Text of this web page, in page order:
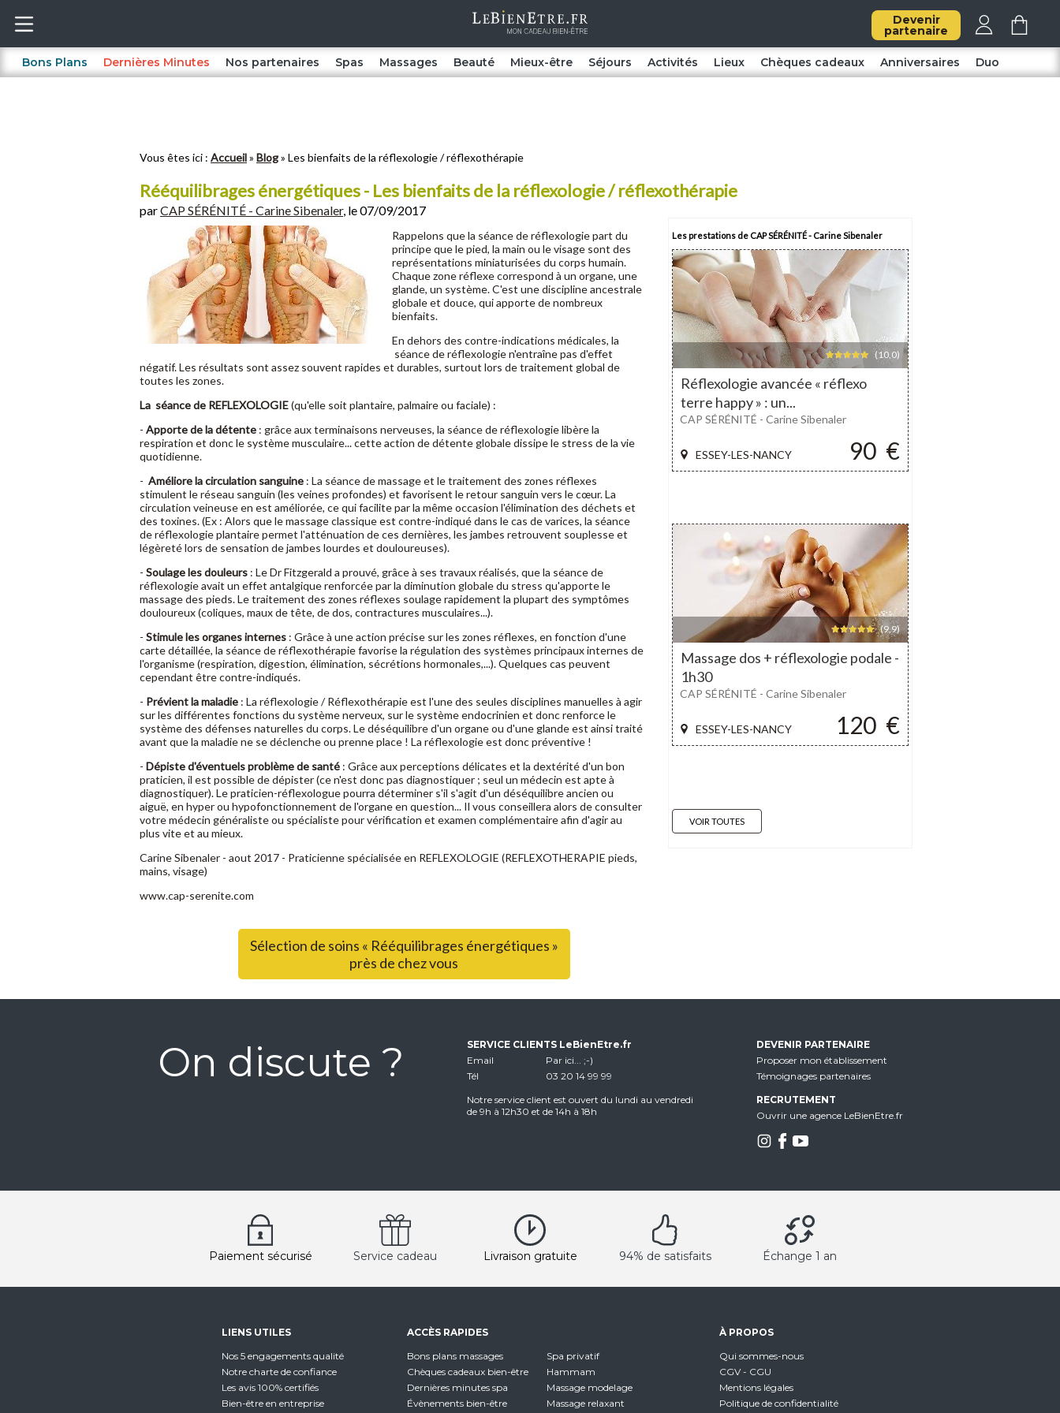
Devenir
partenaire
Bons Plans Dernières Minutes Nos partenaires Spas Massages Beauté Mieux-être Séjours Activités Lieux Chèques cadeaux Anniversaires Duo
Vous êtes ici : Accueil Blog Les bienfaits de la réflexologie / réflexothérapie
Rééquilibrages énergétiques - Les bienfaits de la réflexologie / réflexothérapie
parCAP SÉRÉNITÉ - Carine Sibenaler, le 07/09/2017
Rappelons que la séance de réflexologie part du
principe que le pied, la main ou le visage sont des
représentations miniaturisées du corps humain.
Chaque zone réflexe correspond à un organe, une
glande, un système. C'est une discipline ancestrale
globale et douce, qui apporte de nombreux
bienfaits.
En dehors des contre-indications médicales, la
séance de réflexologie n'entraîne pas d'effet
négatif. Les résultats sont assez souvent rapides et durables, surtout lors de traitement global de
toutes les zones.
La séance de REFLEXOLOGIE(qu'elle soit plantaire, palmaire ou faciale) :
- Apporte de la détente : grâce aux terminaisons nerveuses, la séance de réflexologie libère la
respiration et donc le système musculaire... cette action de détente globale dissipe le stress de la vie
quotidienne.
- Améliore lacirculation sanguine : La séance de massage et le traitement des zones réflexes
stimulent le réseau sanguin (les veines profondes) et favorisent le retour sanguin vers le cœur. La
circulation veineuse en est améliorée, ce qui facilite par la même occasion l'élimination des déchets et
des toxines. (Ex : Alors que le massage classique est contre-indiqué dans le cas de varices, la séance
de réflexologie plantaire permet l'atténuation de ces dernières, les jambes retrouvent souplesse et
légèreté lors de sensation de jambes lourdes et douloureuses).
- Soulage les douleurs : Le Dr Fitzgerald a prouvé, grâce à ses travaux réalisés, que la séance de
réflexologie avait un effet antalgique renforcée par la diminution globale du stress qu'apporte le
massage des pieds. Le traitement des zones réflexes soulage rapidement la plupart des symptômes
douloureux (coliques, maux de tête, de dos, contractures musculaires...).
- Stimule les organes internes : Grâce à une action précise sur les zones réflexes, en fonction d'une
carte détaillée, la séance de réflexothérapie favorise la régulation des systèmes principaux internes de
l'organisme (respiration, digestion, élimination, sécrétions hormonales,...). Quelques cas peuvent
cependant être contre-indiqués.
- Prévient la maladie : La réflexologie / Réflexothérapie est l'une des seules disciplines manuelles à agir
sur les différentes fonctions du système nerveux, sur le système endocrinien et donc renforce le
système des défenses naturelles du corps. Le déséquilibre d'un organe ou d'une glande est ainsi traité
avant que la maladie ne se déclenche ou prenne place ! La réflexologie est donc préventive !
- Dépiste d'éventuels problème de santé : Grâce aux perceptions délicates et la dextérité d'un bon
praticien, il est possible de dépister (ce n'est donc pas diagnostiquer ; seul un médecin est apte à
diagnostiquer). Le praticien-réflexologue pourra déterminer s'il s'agit d'un déséquilibre ancien ou
aiguë, en hyper ou hypofonctionnement de l'organe en question... Il vous conseillera alors de consulter
votre médecin généraliste ou spécialiste pour vérification et examen complémentaire afin d'agir au
plus vite et au mieux.
Carine Sibenaler - aout 2017 - Praticienne spécialisée en REFLEXOLOGIE (REFLEXOTHERAPIE pieds,
mains, visage)
www.cap-serenite.com
Sélection de soins « Rééquilibrages énergétiques »
près de chez vous
Les prestations de CAP SÉRÉNITÉ - Carine Sibenaler
(10,0)
Réflexologie avancée « réflexo
terre happy » : un...
90 €
ESSEY-LES-NANCY
CAP SÉRÉNITÉ - Carine Sibenaler
(9,9)
Massage dos + réflexologie podale -
1h30
120 €
ESSEY-LES-NANCY
CAP SÉRÉNITÉ - Carine Sibenaler
VOIR TOUTES
On discute ?
SERVICE CLIENTS LeBienEtre.fr
Email
Par ici... ;-)
Tél
03 20 14 99 99
Notre service client est ouvert du lundi au vendredi
de 9h à 12h30 et de 14h à 18h
DEVENIR PARTENAIRE
Proposer mon établissement
Témoignages partenaires
RECRUTEMENT
Ouvrir une agence LeBienEtre.fr
Paiement sécurisé Service cadeau Livraison gratuite 94% de satisfaits Échange 1 an
LIENS UTILES
Nos 5 engagements qualité
Notre charte de confiance
Les avis 100% certifiés
Bien-être en entreprise
ACCÈS RAPIDES
Bons plans massages
Chèques cadeaux bien-être
Dernières minutes spa
Évènements bien-être
Spa privatif
Hammam
Massage modelage
Massage relaxant
À PROPOS
Qui sommes-nous
CGV - CGU
Mentions légales
Politique de confidentialité